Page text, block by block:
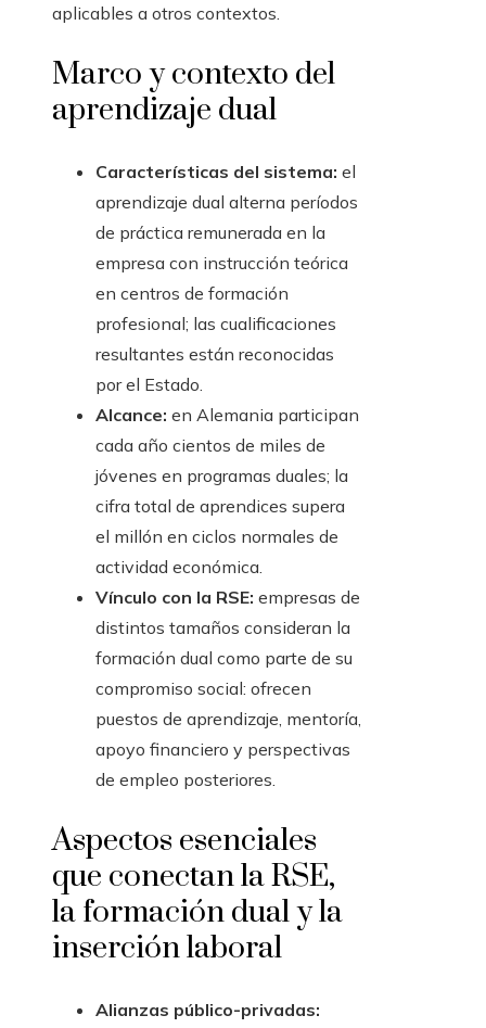
aplicables a otros contextos.
Marco y contexto del
aprendizaje dual
Características del sistema: el
aprendizaje dual alterna períodos
de práctica remunerada en la
empresa con instrucción teórica
en centros de formación
profesional; las cualificaciones
resultantes están reconocidas
por el Estado.
Alcance: en Alemania participan
cada año cientos de miles de
jóvenes en programas duales; la
cifra total de aprendices supera
el millón en ciclos normales de
actividad económica.
Vínculo con la RSE: empresas de
distintos tamaños consideran la
formación dual como parte de su
compromiso social: ofrecen
puestos de aprendizaje, mentoría,
apoyo financiero y perspectivas
de empleo posteriores.
Aspectos esenciales
que conectan la RSE,
la formación dual y la
inserción laboral
Alianzas público-privadas: